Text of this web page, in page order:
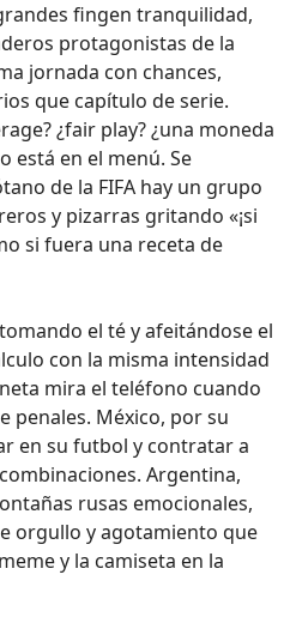
fingen tranquilidad,
protagonistas de la
jornada con chances,
que capítulo de serie.
¿fair play? ¿una moneda
está en el menú. Se
de la FIFA hay un grupo
y pizarras gritando «¡si
si fuera una receta de
el té y afeitándose el
con la misma intensidad
mira el teléfono cuando
penales. México, por su
en su futbol y contratar a
Argentina,
rusas emocionales,
orgullo y agotamiento que
y la camiseta en la